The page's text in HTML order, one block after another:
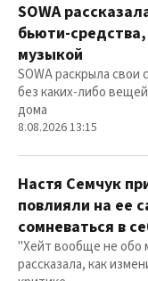
SOWA
бьюти-
музыкой
SOWA раскрыла свои
без каких-либо
дома
8.08.2026 13:15
Настя Семчук
повлияли на ее
сомневаться в
"Хейт вообще не обо
рассказала, как